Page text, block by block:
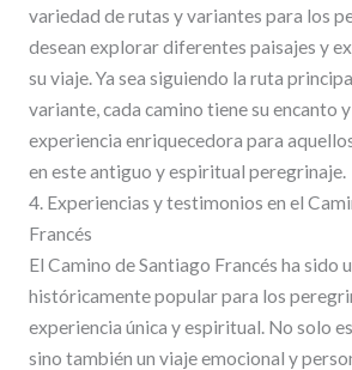
variedad de rutas y variantes para los
desean explorar diferentes paisajes y
su viaje. Ya sea siguiendo la ruta
variante, cada camino tiene su encanto
experiencia enriquecedora para
en este antiguo y espiritual peregrinaje.
4. Experiencias y testimonios en el
Francés
El Camino de Santiago Francés ha sido
históricamente popular para los
experiencia única y espiritual. No solo
sino también un viaje emocional y